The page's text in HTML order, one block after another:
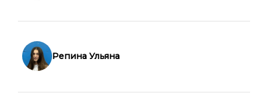
Репина Ульяна